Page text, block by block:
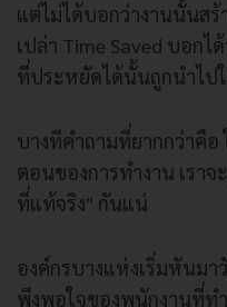
แต่ไม่ได้บอกว่างานนั้นส
เปล่า Time Saved บอกไ
ที่ประหยัดได้นั้นถูกนำไป
บางทีคำถามที่ยากกว่าคื
ตอนของการทำงาน เราจ
ที่แท้จริง" กันแน่
องค์กรบางแห่งเริ่มหันม
พึงพอใจของพนักงานที่ท